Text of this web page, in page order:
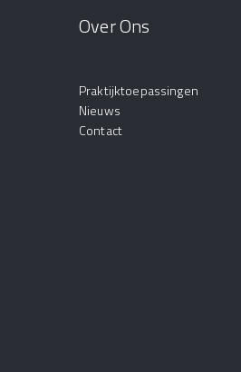
Over Ons
Praktijktoepassingen
Nieuws
Contact